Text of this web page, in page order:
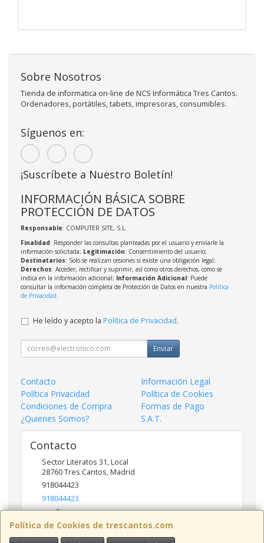
Política de Cookies de trescantos.com
Sobre Nosotros
Tienda de informatica on-line de NCS Informática Tres Cantos.
Ordenadores, portátiles, tabets, impresoras, consumibles.
Síguenos en:
¡Suscríbete a Nuestro Boletín!
INFORMACIÓN BÁSICA SOBRE
PROTECCIÓN DE DATOS
Responsable: COMPUTER SITE, S.L.
Finalidad: Responder las consultas planteadas por el usuario y enviarle la
información solicitada; Legitimación: Consentimiento del usuario;
Destinatarios: Solo se realizan cesiones si existe una obligación legal;
Derechos: Acceder, rectificar y suprimir, así como otros derechos, como se
indica en la información adicional; Información Adicional: Puede
consultar la información completa de Protección de Datos en nuestra Política
de Privacidad
He leído y acepto la Política de Privacidad.
Enviar
Contacto
Información Legal
Política Privacidad
Política de Cookies
Condiciones de Compra
Formas de Pago
¿Quienes Somos?
S.A.T.
Contacto
Sector Literatos 31, Local
28760Tres Cantos,Madrid
918044423
918044423
ncs@trescantos.com